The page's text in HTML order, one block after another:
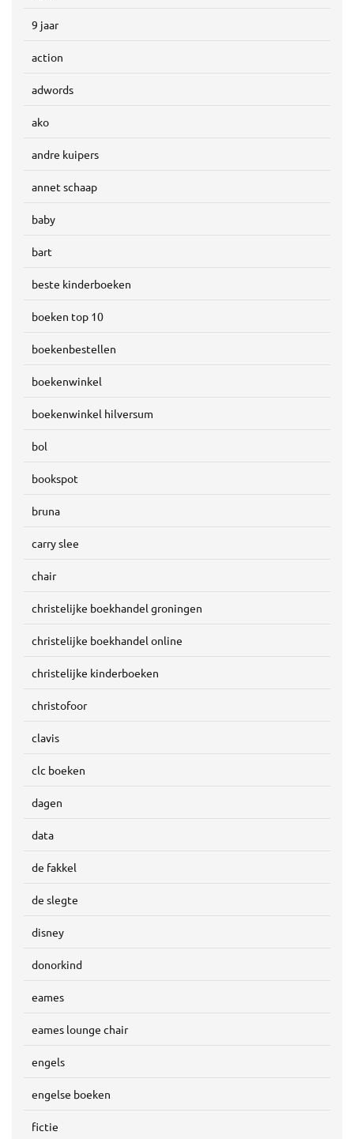
9 jaar
action
adwords
ako
andre kuipers
annet schaap
baby
bart
beste kinderboeken
boeken top 10
boekenbestellen
boekenwinkel
boekenwinkel hilversum
bol
bookspot
bruna
carry slee
chair
christelijke boekhandel groningen
christelijke boekhandel online
christelijke kinderboeken
christofoor
clavis
clc boeken
dagen
data
de fakkel
de slegte
disney
donorkind
eames
eames lounge chair
engels
engelse boeken
fictie